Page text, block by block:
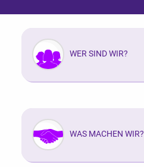
WER SIND WIR?
WAS MACHEN WIR?